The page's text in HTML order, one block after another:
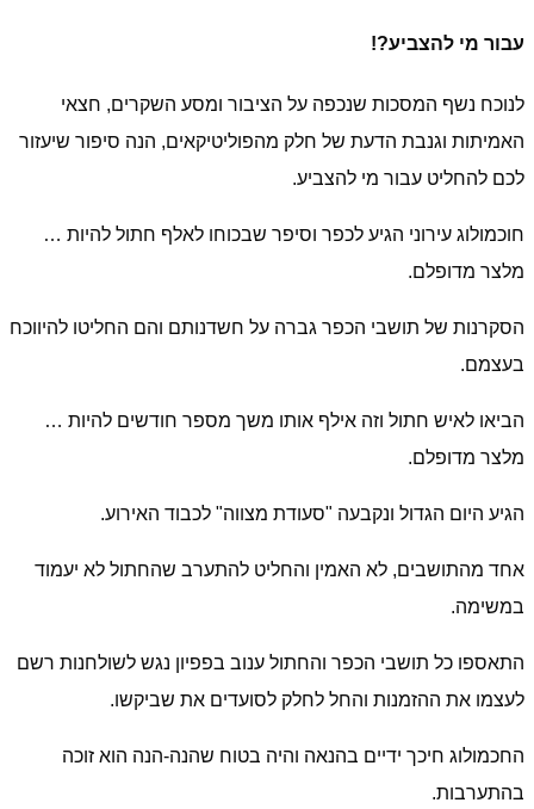
עבור מי להצביע?!
לנוכח נשף המסכות שנכפה על הציבור ומסע השקרים, חצאי
האמיתות וגנבת הדעת של חלק מהפוליטיקאים, הנה סיפור שיעזור
לכם להחליט עבור מי להצביע.
חוכמולוג עירוני הגיע לכפר וסיפר שבכוחו לאלף חתול להיות …
מלצר מדופלם.
הסקרנות של תושבי הכפר גברה על חשדנותם והם החליטו להיווכח
בעצמם.
הביאו לאיש חתול וזה אילף אותו משך מספר חודשים להיות …
מלצר מדופלם.
הגיע היום הגדול ונקבעה "סעודת מצווה" לכבוד האירוע.
אחד מהתושבים, לא האמין והחליט להתערב שהחתול לא יעמוד
במשימה.
התאספו כל תושבי הכפר והחתול ענוב בפפיון נגש לשולחנות רשם
לעצמו את ההזמנות והחל לחלק לסועדים את שביקשו.
החכמולוג חיכך ידיים בהנאה והיה בטוח שהנה-הנה הוא זוכה
בהתערבות.